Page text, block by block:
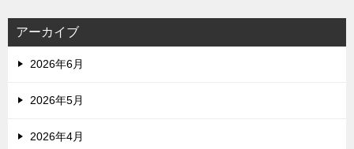
アーカイブ
2026年6月
2026年5月
2026年4月